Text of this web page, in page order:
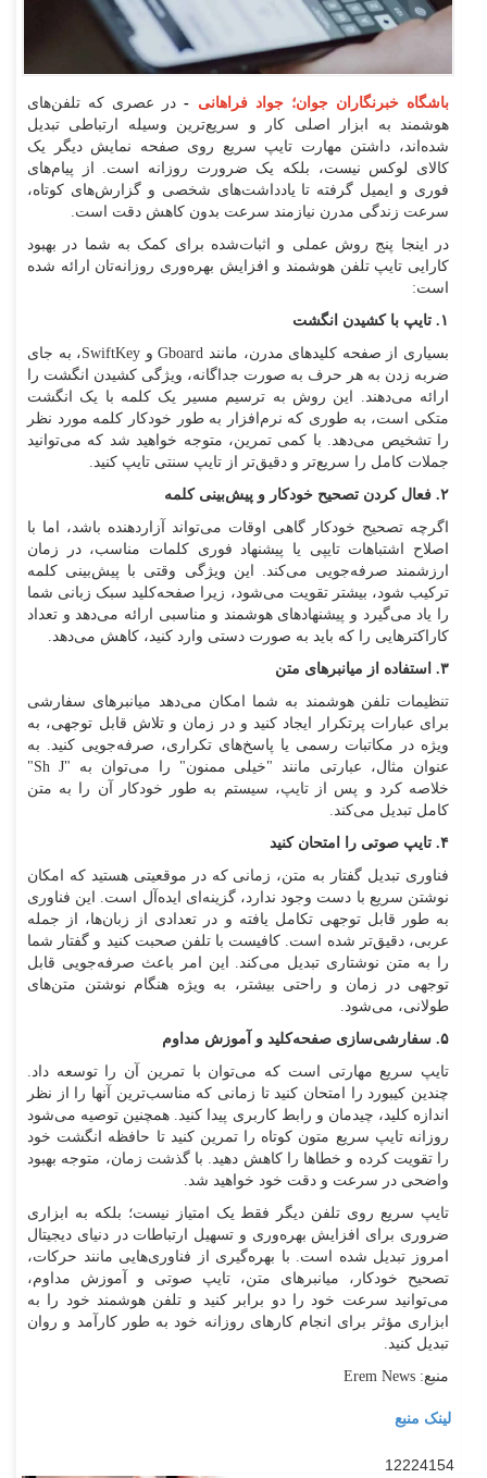
باشگاه خبرنگاران جوان؛ جواد فراهانی - در عصری که تلفن‌های
هوشمند به ابزار اصلی کار و سریع‌ترین وسیله ارتباطی تبدیل
شده‌اند، داشتن مهارت تایپ سریع روی صفحه نمایش دیگر یک
کالای لوکس نیست، بلکه یک ضرورت روزانه است. از پیام‌های
فوری و ایمیل گرفته تا یادداشت‌های شخصی و گزارش‌های کوتاه،
سرعت زندگی مدرن نیازمند سرعت بدون کاهش دقت است.
در اینجا پنج روش عملی و اثبات‌شده برای کمک به شما در بهبود
کارایی تایپ تلفن هوشمند و افزایش بهره‌وری روزانه‌تان ارائه شده
است:
۱. تایپ با کشیدن انگشت
بسیاری از صفحه کلید‌های مدرن، مانند Gboard و SwiftKey، به جای
ضربه زدن به هر حرف به صورت جداگانه، ویژگی کشیدن انگشت را
ارائه می‌دهند. این روش به ترسیم مسیر یک کلمه با یک انگشت
متکی است، به طوری که نرم‌افزار به طور خودکار کلمه مورد نظر
را تشخیص می‌دهد. با کمی تمرین، متوجه خواهید شد که می‌توانید
جملات کامل را سریع‌تر و دقیق‌تر از تایپ سنتی تایپ کنید.
۲. فعال کردن تصحیح خودکار و پیش‌بینی کلمه
اگرچه تصحیح خودکار گاهی اوقات می‌تواند آزاردهنده باشد، اما با
اصلاح اشتباهات تایپی یا پیشنهاد فوری کلمات مناسب، در زمان
ارزشمند صرفه‌جویی می‌کند. این ویژگی وقتی با پیش‌بینی کلمه
ترکیب شود، بیشتر تقویت می‌شود، زیرا صفحه‌کلید سبک زبانی شما
را یاد می‌گیرد و پیشنهاد‌های هوشمند و مناسبی ارائه می‌دهد و تعداد
کاراکتر‌هایی را که باید به صورت دستی وارد کنید، کاهش می‌دهد.
۳. استفاده از میانبر‌های متن
تنظیمات تلفن هوشمند به شما امکان می‌دهد میانبر‌های سفارشی
برای عبارات پرتکرار ایجاد کنید و در زمان و تلاش قابل توجهی، به
ویژه در مکاتبات رسمی یا پاسخ‌های تکراری، صرفه‌جویی کنید. به
عنوان مثال، عبارتی مانند "خیلی ممنون" را می‌توان به "Sh J"
خلاصه کرد و پس از تایپ، سیستم به طور خودکار آن را به متن
کامل تبدیل می‌کند.
۴. تایپ صوتی را امتحان کنید
فناوری تبدیل گفتار به متن، زمانی که در موقعیتی هستید که امکان
نوشتن سریع با دست وجود ندارد، گزینه‌ای ایده‌آل است. این فناوری
به طور قابل توجهی تکامل یافته و در تعدادی از زبان‌ها، از جمله
عربی، دقیق‌تر شده است. کافیست با تلفن صحبت کنید و گفتار شما
را به متن نوشتاری تبدیل می‌کند. این امر باعث صرفه‌جویی قابل
توجهی در زمان و راحتی بیشتر، به ویژه هنگام نوشتن متن‌های
طولانی، می‌شود.
۵. سفارشی‌سازی صفحه‌کلید و آموزش مداوم
تایپ سریع مهارتی است که می‌توان با تمرین آن را توسعه داد.
چندین کیبورد را امتحان کنید تا زمانی که مناسب‌ترین آنها را از نظر
اندازه کلید، چیدمان و رابط کاربری پیدا کنید. همچنین توصیه می‌شود
روزانه تایپ سریع متون کوتاه را تمرین کنید تا حافظه انگشت خود
را تقویت کرده و خطا‌ها را کاهش دهید. با گذشت زمان، متوجه بهبود
واضحی در سرعت و دقت خود خواهید شد.
تایپ سریع روی تلفن دیگر فقط یک امتیاز نیست؛ بلکه به ابزاری
ضروری برای افزایش بهره‌وری و تسهیل ارتباطات در دنیای دیجیتال
امروز تبدیل شده است. با بهره‌گیری از فناوری‌هایی مانند حرکات،
تصحیح خودکار، میانبر‌های متن، تایپ صوتی و آموزش مداوم،
می‌توانید سرعت خود را دو برابر کنید و تلفن هوشمند خود را به
ابزاری مؤثر برای انجام کار‌های روزانه خود به طور کارآمد و روان
تبدیل کنید.
منبع: Erem News
لینک منبع
12224154